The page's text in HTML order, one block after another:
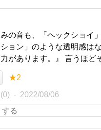
みの音も、「ヘックショイ
ション」のような透明感は
があります。』 言うほど
★2
2022/08/06